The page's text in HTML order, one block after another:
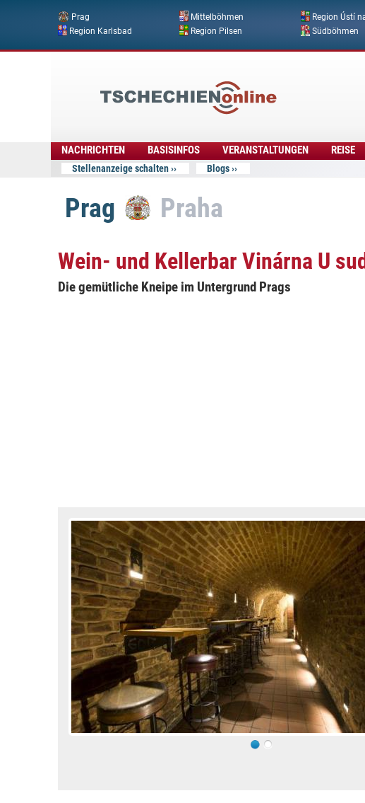
Prag Mittelböhmen Region Ústí
Region Karlsbad
Region Pilsen Südböhmen
Online
NACHRICHTEN BASISINFOS VERANSTALTUNGEN REISE
Stellenanzeige schalten Blogs
Prag Praha
Wein- und Kellerbar Vinárna U
Die gemütliche Kneipe im Untergrund Prags